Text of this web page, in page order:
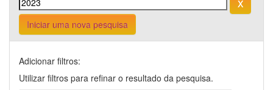
Iniciar uma nova pesquisa
Adicionar filtros:
Utilizar filtros para refinar o resultado da pesquisa.